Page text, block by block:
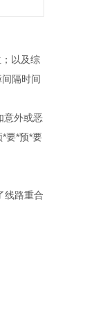
以及综
隔时间
意外或恶
要*预*要
线路重合